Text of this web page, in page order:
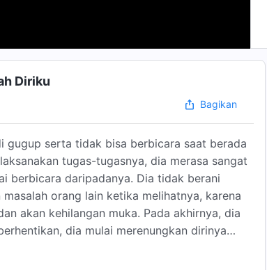
Diriku
Bagikan
gugup serta tidak bisa berbicara saat berada
tugas-tugasnya, dia merasa sangat
berbicara daripadanya. Dia tidak berani
orang lain ketika melihatnya, karena
akan kehilangan muka. Pada akhirnya, dia
dia mulai merenungkan dirinya